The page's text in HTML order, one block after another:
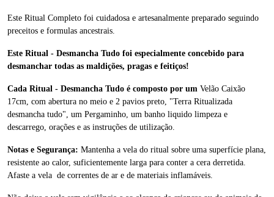
Este Ritual Completo foi cuidadosa e artesanalmente preparado seguindo
preceitos e formulas ancestrais.
Este Ritual - Desmancha Tudo foi especialmente concebido para
desmanchar todas as maldições, pragas e feitiços!
Cada Ritual - Desmancha Tudo é composto por um Velão Caixão
17cm, com abertura no meio e 2 pavios preto , "Terra Ritualizada
desmancha tudo", um Pergaminho, um banho liquido limpeza e
descarrego, orações e as instruções de utilização.
Notas e Segurança: Mantenha a vela do ritual sobre uma superfície plana,
resistente ao calor, suficientemente larga para conter a cera derretida.
Afaste a vela de correntes de ar e de materiais inflamáveis.